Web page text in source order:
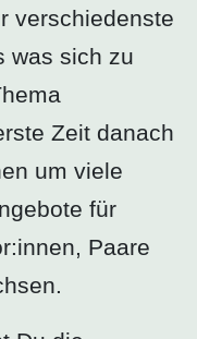
verschiedenste
was sich zu
Zeit danach
um viele
für
Paare